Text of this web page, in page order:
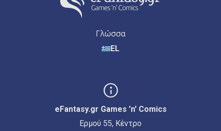
Γλώσσα
EL
eFantasy.gr Games 'n' Comics
Ερμού 55, Κέντρο